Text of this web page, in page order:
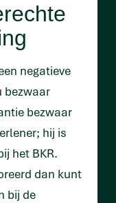
negatieve
bezwaar
bezwaar
hij is
het BKR.
dan kunt
bij de